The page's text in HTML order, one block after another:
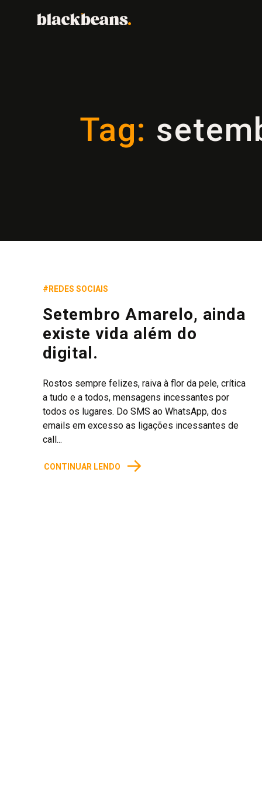
Tag:
#REDES SOCIAIS
Setembro Amarelo, ainda
existe vida além do
digital.
Rostos sempre felizes, raiva à flor da pele, crítica
a tudo e a todos, mensagens incessantes por
todos os lugares. Do SMS ao WhatsApp, dos
emails em excesso as ligações incessantes de
call...
CONTINUAR LENDO →